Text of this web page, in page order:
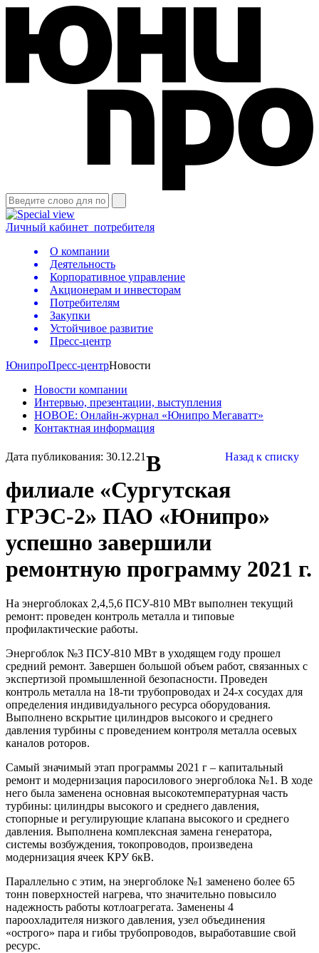
Личный кабинет потребителя
О компании
Деятельность
Корпоративное управление
Акционерам и инвесторам
Потребителям
Закупки
Устойчивое развитие
Пресс-центр
ЮнипроПресс-центрНовости
Новости компании
Интервью, презентации, выступления
НОВОЕ: Онлайн-журнал «Юнипро Мегаватт»
Контактная информация
Дата публикования: 30.12.21 Назад к списку
В
филиале «Сургутская
ГРЭС-2» ПАО «Юнипро»
успешно завершили
ремонтную программу 2021 г.
На энергоблоках 2,4,5,6 ПСУ-810 МВт выполнен текущий
ремонт: проведен контроль металла и типовые
профилактические работы.
Энергоблок №3 ПСУ-810 МВт в уходящем году прошел
средний ремонт. Завершен большой объем работ, связанных с
экспертизой промышленной безопасности. Проведен
контроль металла на 18-ти трубопроводах и 24-х сосудах для
определения индивидуального ресурса оборудования.
Выполнено вскрытие цилиндров высокого и среднего
давления турбины с проведением контроля металла осевых
каналов роторов.
Самый значимый этап программы 2021 г – капитальный
ремонт и модернизация паросилового энергоблока №1. В ходе
него была заменена основная высокотемпературная часть
турбины: цилиндры высокого и среднего давления,
стопорные и регулирующие клапана высокого и среднего
давления. Выполнена комплексная замена генератора,
системы возбуждения, токопроводов, произведена
модернизация ячеек КРУ 6кВ.
Параллельно с этим, на энергоблоке №1 заменено более 65
тонн поверхностей нагрева, что значительно повысило
надежность работы котлоагрегата. Заменены 4
пароохладителя низкого давления, узел объединения
«острого» пара и гибы трубопроводов, выработавшие свой
ресурс.